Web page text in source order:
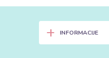
+ INFORMACIJE